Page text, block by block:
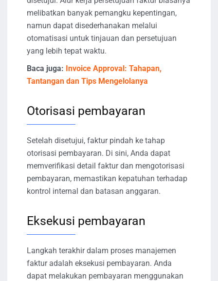
melibatkan banyak pemangku kepentingan,
namun dapat disederhanakan melalui
otomatisasi untuk tinjauan dan persetujuan
yang lebih tepat waktu.
Baca juga: Invoice Approval: Tahapan,
Tantangan dan Tips Mengelolanya
Otorisasi pembayaran
Setelah disetujui, faktur pindah ke tahap
otorisasi pembayaran. Di sini, Anda dapat
memverifikasi detail faktur dan mengotorisasi
pembayaran, memastikan kepatuhan terhadap
kontrol internal dan batasan anggaran.
Eksekusi pembayaran
Langkah terakhir dalam proses manajemen
faktur adalah eksekusi pembayaran. Anda
dapat melakukan pembayaran menggunakan